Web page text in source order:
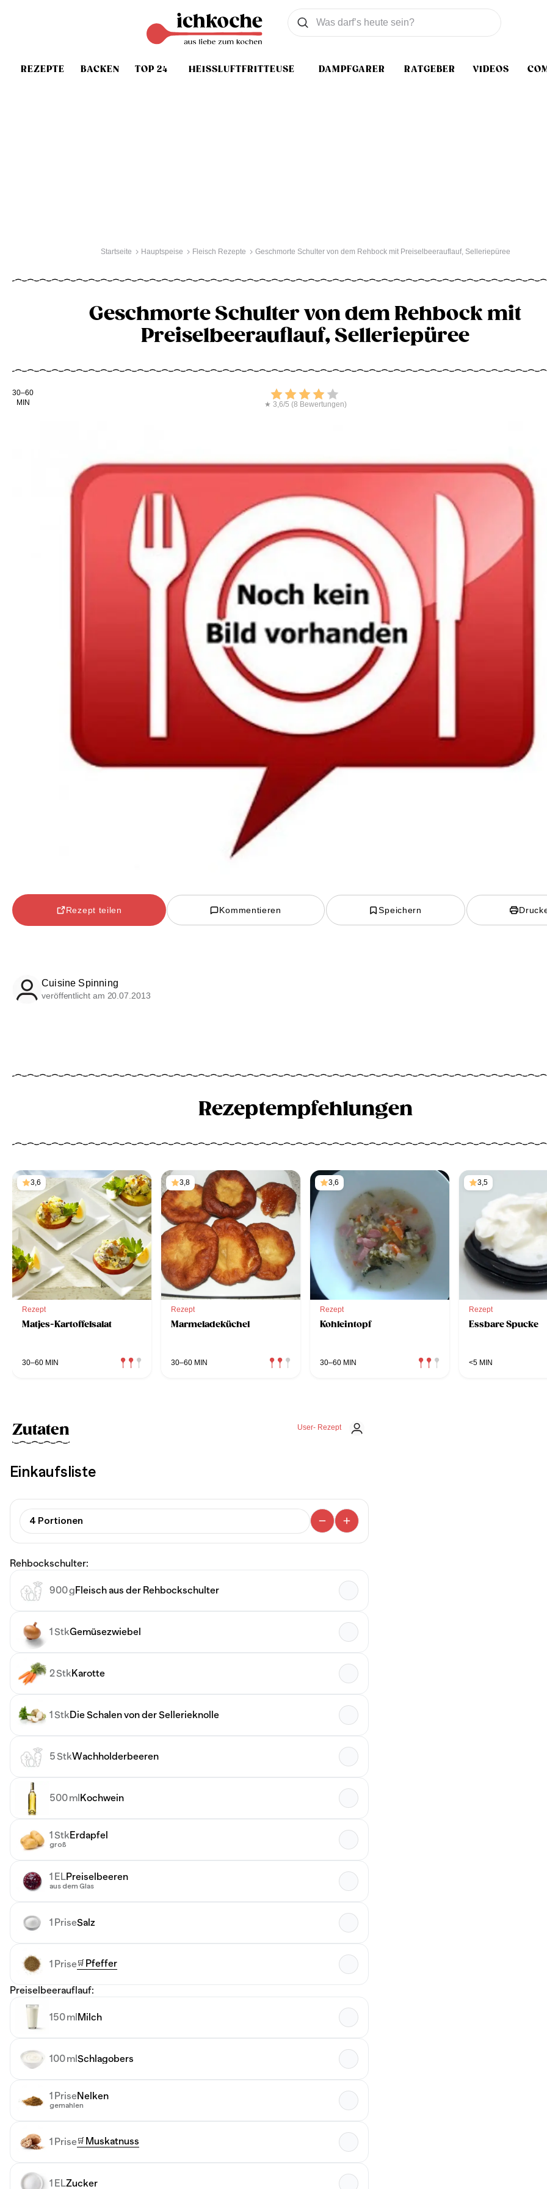
REZEPTE BACKEN TOP 24 HEISSLUFTFRITTEUSE DAMPFGARER RATGEBER VIDEOS
Was wollen Sie suchen
Suchen
Startseite Hauptspeise Fleisch Rezepte Geschmorte Schulter von dem Rehbock mit Preiselbeerauflauf, Selleriepüree
Geschmorte Schulter von dem Rehbock mit
Preiselbeerauflauf, Selleriepüree
Kochdauer
30–60
MIN
Bewerten
★ 3,6/5 (8 Bewertungen)
Rezept teilen Kommentieren Speichern
Cuisine Spinning
veröffentlicht am 20.07.2013
Rezeptempfehlungen
3,6
Rezept
Matjes-Kartoffelsalat
30–60 MIN
3,8
Rezept
Marmeladeküchel
30–60 MIN
3,6
Rezept
Kohleintopf
30–60 MIN
3,5
Rezept
Essbare Spucke
<5 MIN
User- Rezept
Zutaten